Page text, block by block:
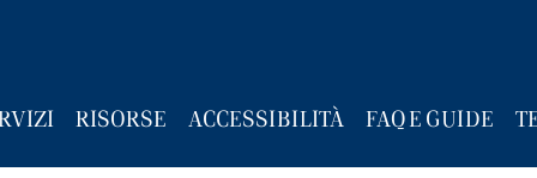
RISORSE ACCESSIBILITÀ FAQ E GUIDE